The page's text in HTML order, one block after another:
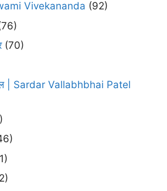
Vivekananda (92)
(70)
| Sardar Vallabhbhai Patel